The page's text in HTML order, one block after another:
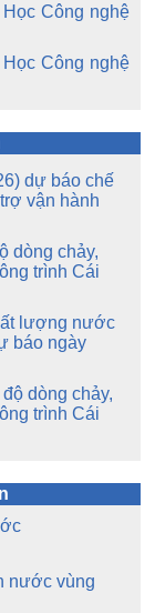
Công nghệ
Công nghệ
dự báo chế
vận hành
dòng chảy,
trình Cái
lượng nước
báo ngày
dòng chảy,
trình Cái
nước vùng